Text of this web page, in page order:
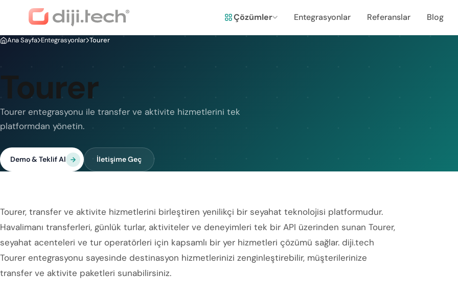
Çözümler Entegrasyonlar Referanslar Blog
Ana Sayfa Entegrasyonlar Tourer
Tourer
Tourer entegrasyonu ile transfer ve aktivite hizmetlerini tek
platformdan yönetin.
Demo & Teklif Al İletişime Geç
Tourer, transfer ve aktivite hizmetlerini birleştiren yenilikçi bir seyahat teknolojisi platformudur.
Havalimanı transferleri, günlük turlar, aktiviteler ve deneyimleri tek bir API üzerinden sunan Tourer,
seyahat acenteleri ve tur operatörleri için kapsamlı bir yer hizmetleri çözümü sağlar. diji.tech
Tourer entegrasyonu sayesinde destinasyon hizmetlerinizi zenginleştirebilir, müşterilerinize
transfer ve aktivite paketleri sunabilirsiniz.